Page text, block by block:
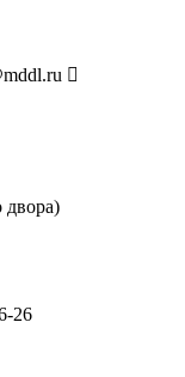
двора)
26